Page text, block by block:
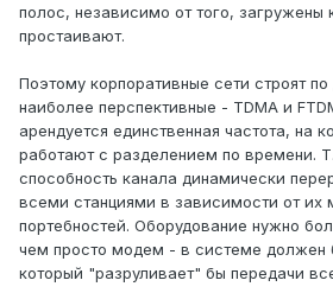
полос, независимо от того, загружены
простаивают.
Поэтому корпоративные сети строят
наиболее перспективные - TDMA и
арендуется единственная частота, на
работают с разделением по времени.
способность канала динамически
всеми станциями в зависимости от их
портебностей. Оборудование нужно
чем просто модем - в системе должен
который "разруливает" бы передачи